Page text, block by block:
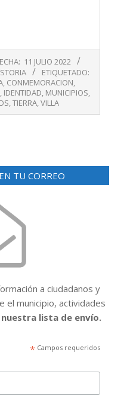
11 JULIO 2022
ETIQUETADO:
, CONMEMORACION,
, IDENTIDAD, MUNICIPIOS,
,TIERRA,VILLA
TU CORREO
a ciudadanos y
el municipio, actividades
lista de envío.
*Campos requeridos